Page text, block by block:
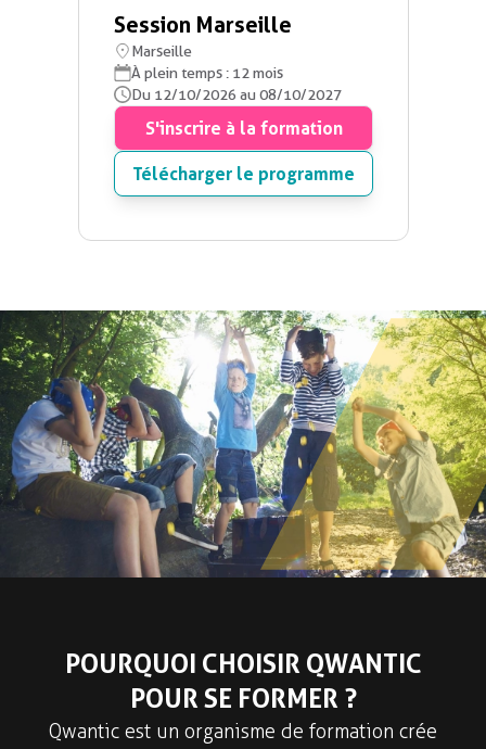
Session Marseille
Marseille
À plein temps : 12 mois
Du 12/10/2026 au 08/10/2027
S'inscrire à la formation
Télécharger le programme
POURQUOI CHOISIR QWANTIC
POUR SE FORMER ?
Qwantic est un organisme de formation crée